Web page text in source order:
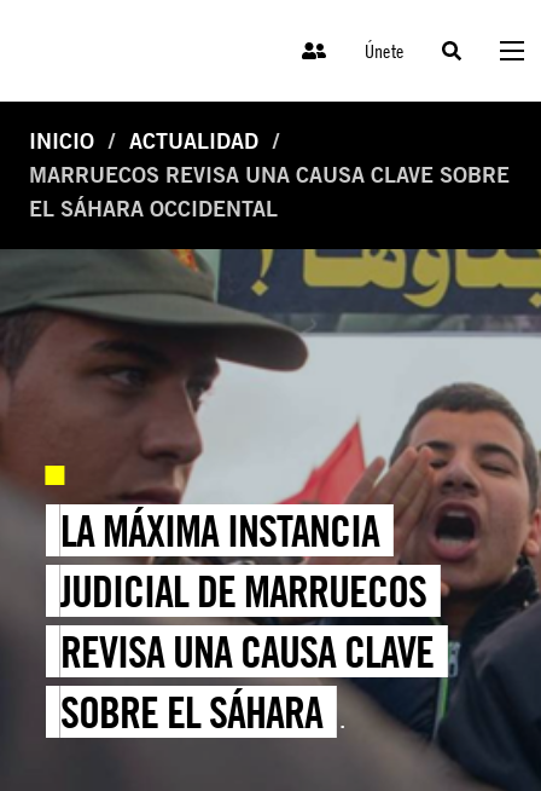
Únete
INICIO
ACTUALIDAD
MARRUECOS REVISA UNA CAUSA CLAVE SOBRE
EL SÁHARA OCCIDENTAL
LA MÁXIMA INSTANCIA
JUDICIAL DE MARRUECOS
REVISA UNA CAUSA CLAVE
SOBRE EL SÁHARA